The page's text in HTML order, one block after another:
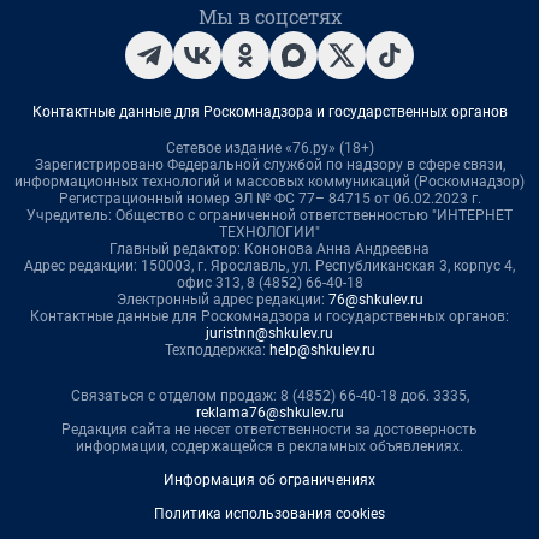
Мы в соцсетях
Контактные данные для Роскомнадзора и государственных органов
Сетевое издание «76.ру» (18+)
Зарегистрировано Федеральной службой по надзору в сфере связи,
информационных технологий и массовых коммуникаций (Роскомнадзор)
Регистрационный номер ЭЛ № ФС 77– 84715 от 06.02.2023 г.
Учредитель: Общество с ограниченной ответственностью "ИНТЕРНЕТ
ТЕХНОЛОГИИ"
Главный редактор: Кононова Анна Андреевна
Адрес редакции: 150003, г. Ярославль, ул. Республиканская 3, корпус 4,
офис 313, 8 (4852) 66-40-18
Электронный адрес редакции: 76@shkulev.ru
Контактные данные для Роскомнадзора и государственных органов:
juristnn@shkulev.ru
Техподдержка: help@shkulev.ru
Связаться с отделом продаж: 8 (4852) 66-40-18 доб. 3335,
reklama76@shkulev.ru
Редакция сайта не несет ответственности за достоверность
информации, содержащейся в рекламных объявлениях.
Информация об ограничениях
Политика использования cookies